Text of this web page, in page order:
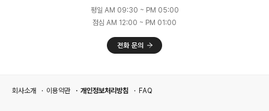
평일 AM 09:30 ~ PM 05:00
점심 AM 12:00 ~ PM 01:00
회사소개 이용약관 개인정보처리방침 FAQ